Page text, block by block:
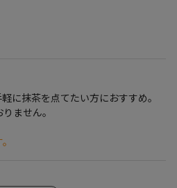
に抹茶を点てたい方におすすめ。
ません。